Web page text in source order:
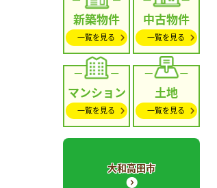
新築物件
一覧を見る
中古物件
一覧を見る
マンション
一覧を見る
土地
一覧を見る
大和高田市